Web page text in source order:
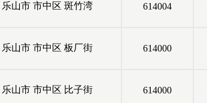
乐山市 市中区 斑竹湾 614004
乐山市 市中区 板厂街 614000
乐山市 市中区 比子街 614000